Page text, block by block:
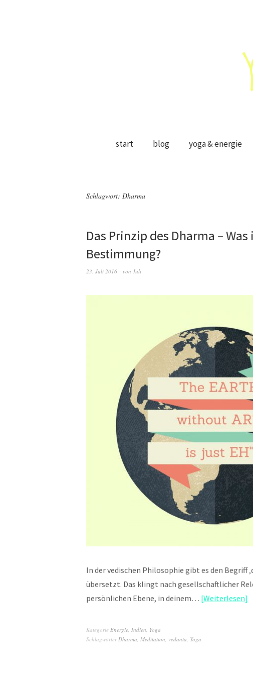
start blog yoga & energie
Schlagwort: Dharma
Das Prinzip des Dharma –
Bestimmung?
23. Juli 2016 von Juli
In der vedischen Philosophie gibt es den Begriff
übersetzt. Das klingt nach gesellschaftlicher
persönlichen Ebene, in deinem… Weiterlesen
Kategorie Energie, Indien, Yoga
SchlagwörterDharma, Meditation, vedanta, Yoga